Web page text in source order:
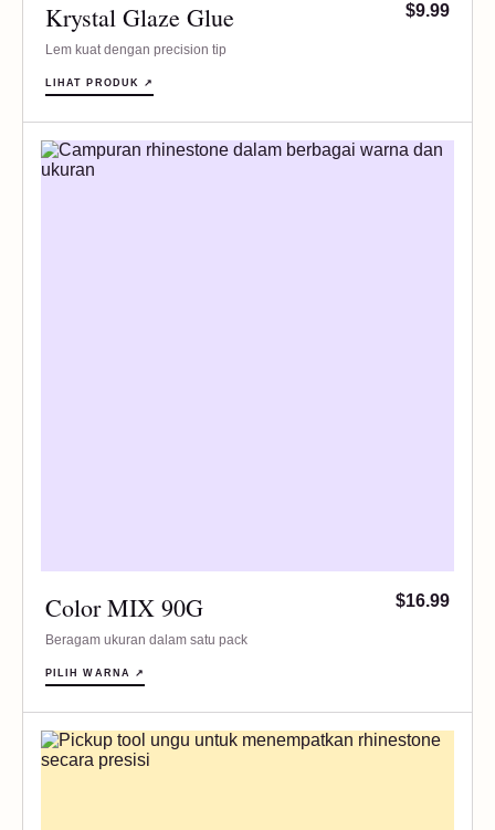
Krystal Glaze Glue
Lem kuat dengan precision tip
$9.99
LIHAT PRODUK ↗
Color MIX 90G
Beragam ukuran dalam satu pack
$16.99
PILIH WARNA ↗